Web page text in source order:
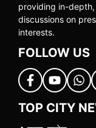
providing in-
discussions on
interests.
FOLLOW US
TOP CITY